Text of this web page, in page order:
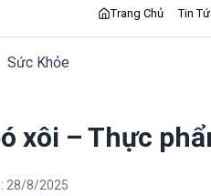
Trang Chủ Tin
Sức Khỏe
xôi – Thực
28/8/2025